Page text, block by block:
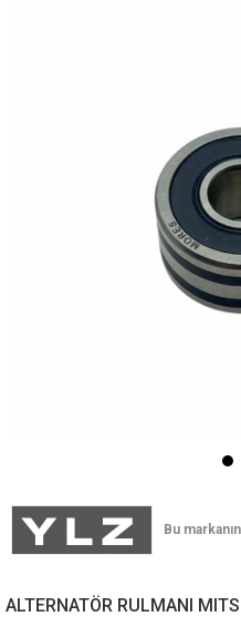
ALTERNATÖR RULMANI